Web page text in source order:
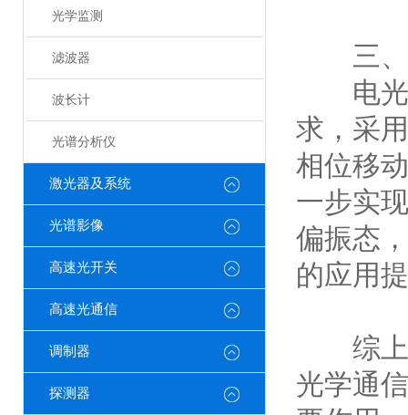
光学监测
滤波器
波长计
光谱分析仪
激光器及系统
光谱影像
高速光开关
高速光通信
调制器
探测器
三、
电光
求，采
相位移
一步实
偏振态
的应用
综上
光学通